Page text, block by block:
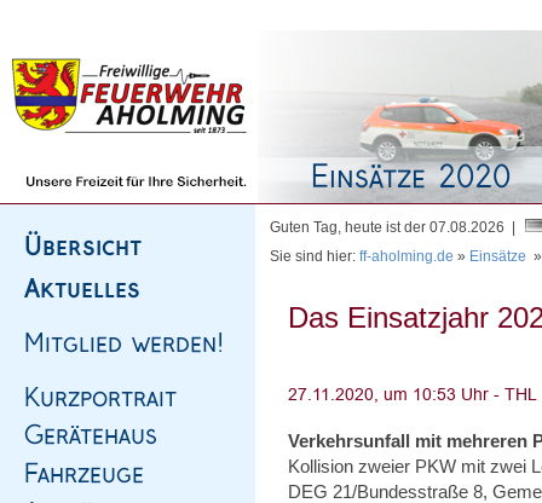
Guten Tag, heute ist der 07.08.2026 |
Sie sind hier: ff-aholming.de » Einsätze
Das Einsatzjahr
Verkehrsunfall mit mehreren
Kollision zweier PKW mit zwei
DEG 21/Bundesstraße 8,